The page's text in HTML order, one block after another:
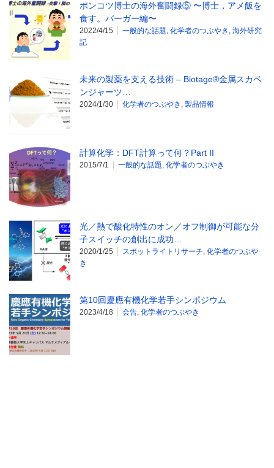
ポンコツ博士の海外奮闘録⑤ 〜博士，アメ飯を
食す。バーガー編〜
2022/4/15 一般的な話題, 化学者のつぶやき , 海外研究
記
未来の製薬を支える技術 – Biotage®金属スカベ
ンジャーツ…
2024/1/30 化学者のつぶやき , 製品情報
計算化学：DFT計算って何？Part II
2015/7/1 一般的な話題, 化学者のつぶやき
光／熱で酸化特性のオン／オフ制御が可能な分
子スイッチの創出に成功…
2020/1/25 スポットライトリサーチ, 化学者のつぶや
き
第10回慶應有機化学若手シンポジウム
2023/4/18 会告, 化学者のつぶやき